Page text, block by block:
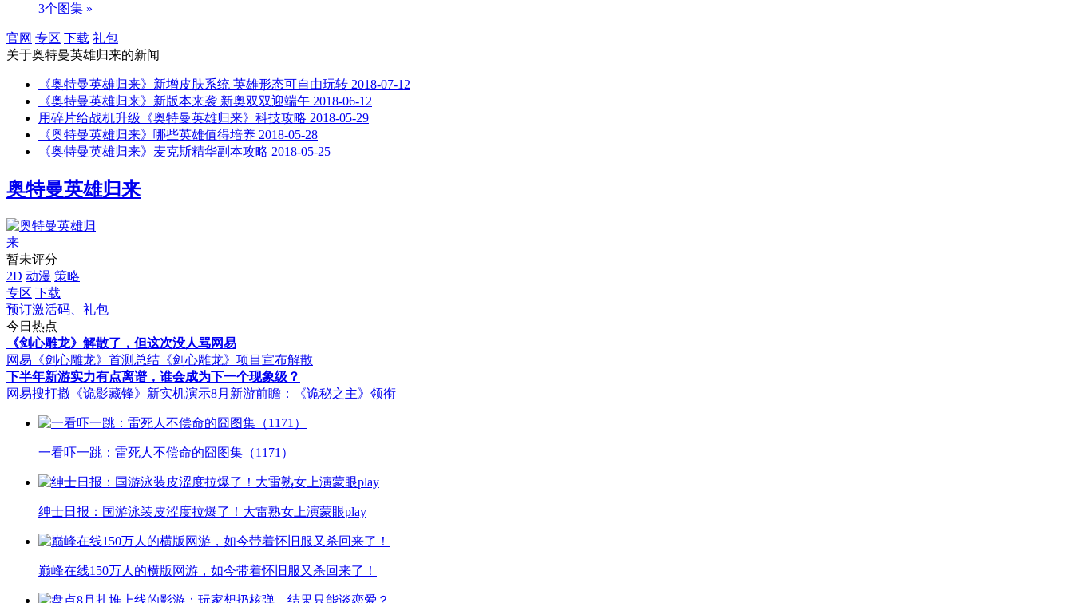
3个图集 »
官网 专区 下载 礼包
关于奥特曼英雄归来的新闻
《奥特曼英雄归来》新增皮肤系统 英雄形态可自由玩转 2018-07-12
《奥特曼英雄归来》新版本来袭 新奥双双迎端午 2018-06-12
用碎片给战机升级《奥特曼英雄归来》科技攻略 2018-05-29
《奥特曼英雄归来》哪些英雄值得培养 2018-05-28
《奥特曼英雄归来》麦克斯精华副本攻略 2018-05-25
奥特曼英雄归来
暂未评分
2D 动漫 策略
专区 下载
预订激活码、礼包
今日热点
《剑心雕龙》解散了，但这次没人骂网易
网易《剑心雕龙》首测总结 《剑心雕龙》项目宣布解散
下半年新游实力有点离谱，谁会成为下一个现象级？
网易搜打撤《诡影藏锋》新实机演示8月新游前瞻：《诡秘之主》领衔
一看吓一跳：雷死人不偿命的囧图集（1171）
绅士日报：国游泳装皮涩度拉爆了！大雷熟女上演蒙眼play
巅峰在线150万人的横版网游，如今带着怀旧服又杀回来了！